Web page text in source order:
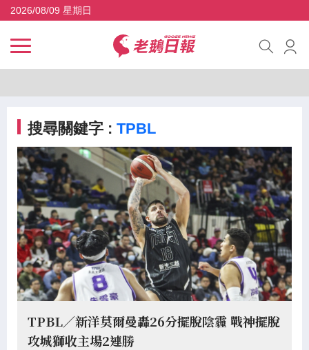
2026/08/09 星期日
搜尋關鍵字 : TPBL
TPBL／新洋莫爾曼轟26分擺脫陰霾 戰神擺脫
攻城獅收主場2連勝